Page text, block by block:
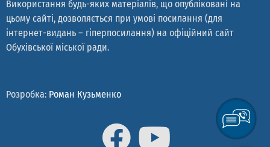
Використання будь-яких матеріалів, що опубліковані на
цьому сайті, дозволяється при умові посилання (для
інтернет-видань – гіперпосилання) на офіційний сайт
Обухівської міської ради.
Розробка: Роман Кузьменко